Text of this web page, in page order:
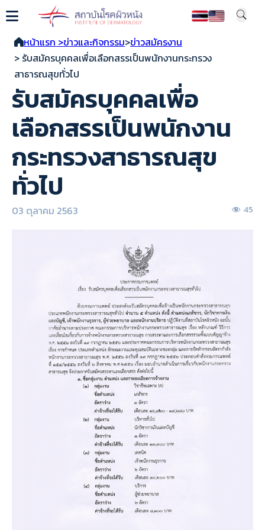
หน้าแรก >ข่าวและกิจกรรม>ข่าวสมัครงาน
> รับสมัครบุคคลเพื่อเลือกสรรเป็นพนักงานกระทรวง
สาธารณสุขทั่วไป
รับสมัครบุคคลเพื่อ
เลือกสรรเป็นพนักงาน
กระทรวงสาธารณสุข
ทั่วไป
03 ตุลาคม 2563 45